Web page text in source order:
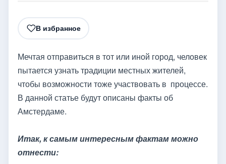
В избранное
Мечтая отправиться в тот или иной город, человек
пытается узнать традиции местных жителей,
чтобы возможности тоже участвовать в процессе.
В данной статье будут описаны факты об
Амстердаме.
Итак, к самым интересным фактам можно
отнести: